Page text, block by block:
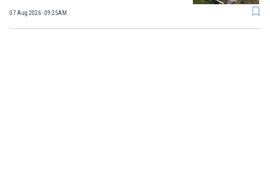
07 Aug 2026 - 09:25AM